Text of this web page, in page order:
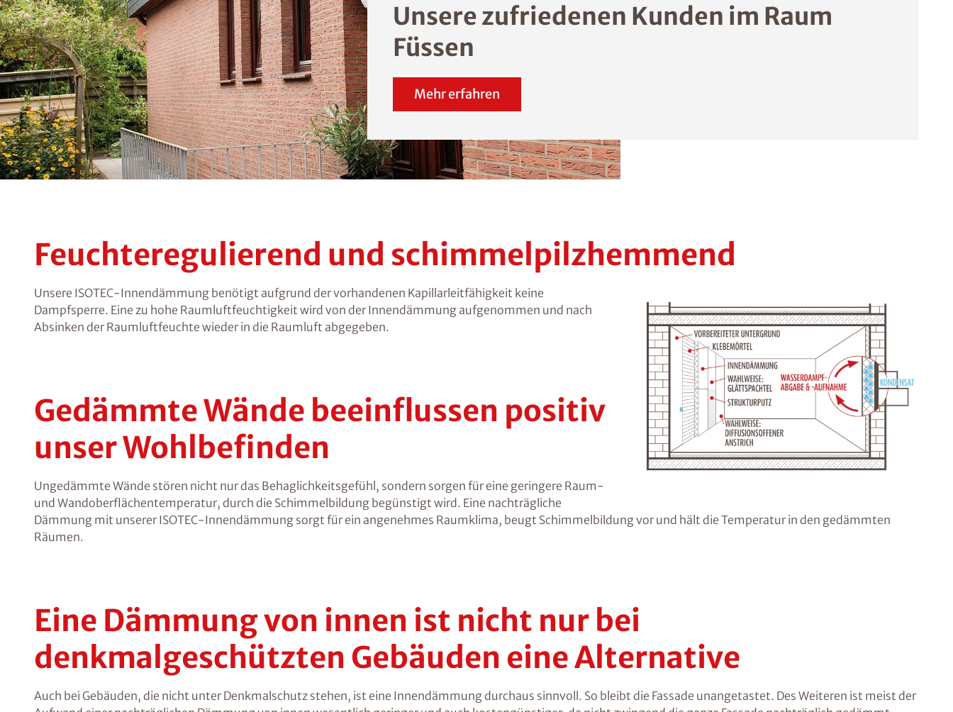
Unsere zufriedenen Kunden im Raum
Füssen
Mehr erfahren
Feuchteregulierend und schimmelpilzhemmend
Unsere ISOTEC-Innendämmung benötigt aufgrund der vorhandenen Kapillarleitfähigkeit keine
Dampfsperre. Eine zu hohe Raumluftfeuchtigkeit wird von der Innendämmung aufgenommen und nach
Absinken der Raumluftfeuchte wieder in die Raumluft abgegeben.
Gedämmte Wände beeinflussen positiv
unser Wohlbefinden
Ungedämmte Wände stören nicht nur das Behaglichkeitsgefühl, sondern sorgen für eine geringere Raum-
und Wandoberflächentemperatur, durch die Schimmelbildung begünstigt wird. Eine nachträgliche
Dämmung mit unserer ISOTEC-Innendämmung sorgt für ein angenehmes Raumklima, beugt Schimmelbildung vor und hält die Temperatur in den gedämmten
Räumen.
Eine Dämmung von innen ist nicht nur bei
denkmalgeschützten Gebäuden eine Alternative
Auch bei Gebäuden, die nicht unter Denkmalschutz stehen, ist eine Innendämmung durchaus sinnvoll. So bleibt die Fassade unangetastet. Des Weiteren ist meist der